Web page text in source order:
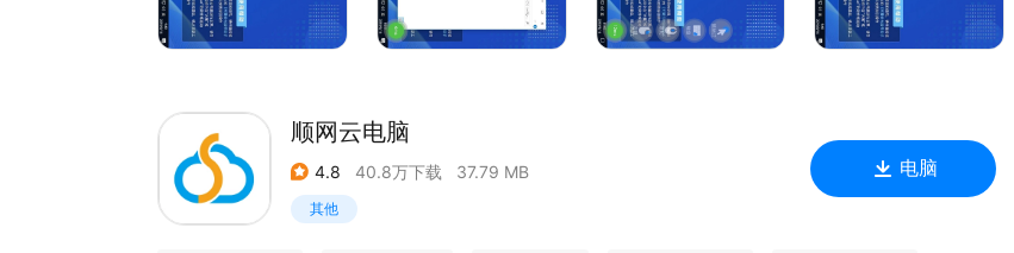
顺网云电脑
4.8 40.8万下载 37.79 MB
其他
电脑